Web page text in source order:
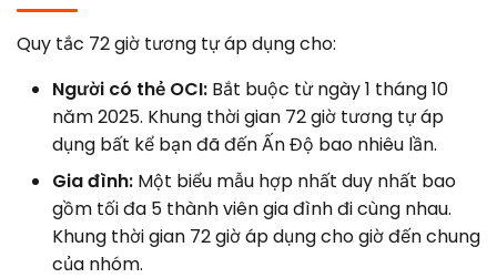
Quy tắc 72 giờ tương tự áp dụng cho:
Người có thẻ OCI: Bắt buộc từ ngày 1 tháng 10
năm 2025. Khung thời gian 72 giờ tương tự áp
dụng bất kể bạn đã đến Ấn Độ bao nhiêu lần.
Gia đình: Một biểu mẫu hợp nhất duy nhất bao
gồm tối đa 5 thành viên gia đình đi cùng nhau.
Khung thời gian 72 giờ áp dụng cho giờ đến chung
của nhóm.